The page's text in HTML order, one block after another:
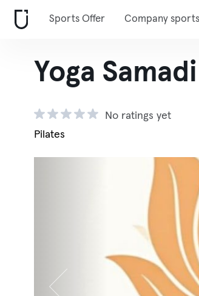
Sports Offer Company sports
Yoga
No ratings yet
Pilates